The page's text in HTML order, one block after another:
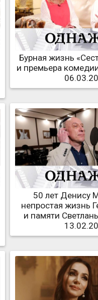
Бурная жизнь
и премьера
50 лет Денису
непростая жизнь
и памяти